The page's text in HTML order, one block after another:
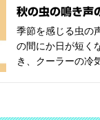
秋の虫の鳴き声
季節を感じる虫
の間にか日が短く
き、クーラーの冷